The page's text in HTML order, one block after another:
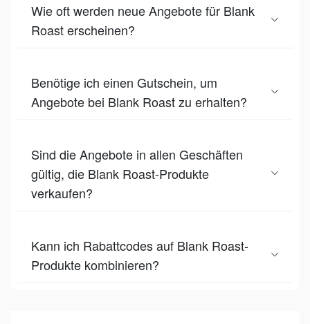
Wie oft werden neue Angebote für Blank
Roast erscheinen?
Benötige ich einen Gutschein, um
Angebote bei Blank Roast zu erhalten?
Sind die Angebote in allen Geschäften
gültig, die Blank Roast-Produkte
verkaufen?
Kann ich Rabattcodes auf Blank Roast-
Produkte kombinieren?